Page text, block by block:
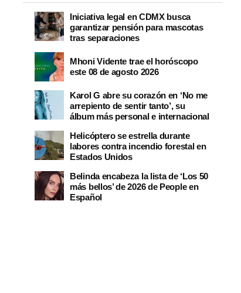
Iniciativa legal en CDMX busca
garantizar pensión para mascotas
tras separaciones
Mhoni Vidente trae el horóscopo
este 08 de agosto 2026
Karol G abre su corazón en ‘No me
arrepiento de sentir tanto’, su
álbum más personal e internacional
Helicóptero se estrella durante
labores contra incendio forestal en
Estados Unidos
Belinda encabeza la lista de ‘Los 50
más bellos’ de 2026 de People en
Español